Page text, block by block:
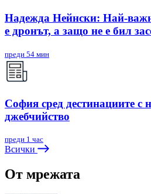
Надежда Нейнски: Най-
е дронът, а защо не е бил
преди 54 мин
София сред дестинациите с
джебчийство
преди 1 час
Всички
От мрежата